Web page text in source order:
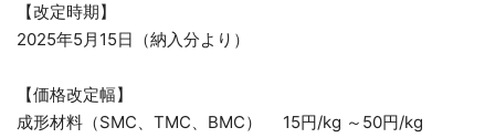
【改定時期】
2025年5月15日（納入分より）
【価格改定幅】
成形材料（SMC、TMC、BMC） 15円/kg ～50円/kg